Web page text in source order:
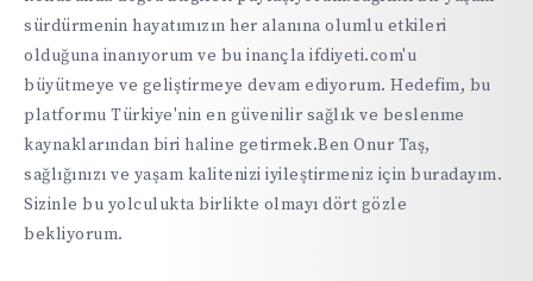
sürdürmenin hayatımızın her alanına olumlu etkileri
olduğuna inanıyorum ve bu inançla ifdiyeti.com'u
büyütmeye ve geliştirmeye devam ediyorum. Hedefim, bu
platformu Türkiye'nin en güvenilir sağlık ve beslenme
kaynaklarından biri haline getirmek.Ben Onur Taş,
sağlığınızı ve yaşam kalitenizi iyileştirmeniz için buradayım.
Sizinle bu yolculukta birlikte olmayı dört gözle
bekliyorum.